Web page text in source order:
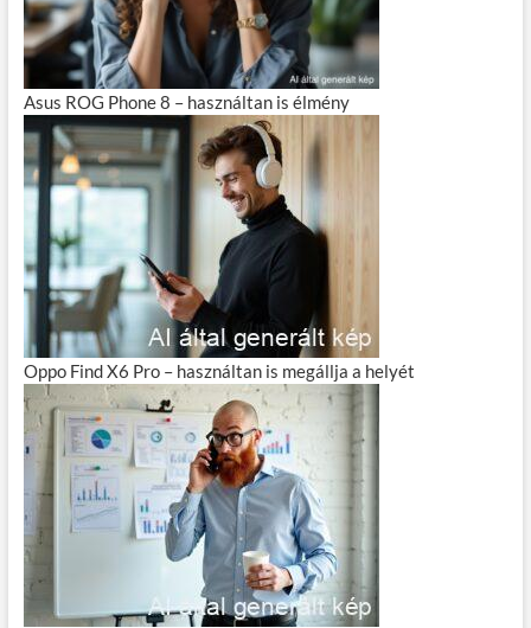
Asus ROG Phone 8 – használtan is élmény
Oppo Find X6 Pro – használtan is megállja a helyét